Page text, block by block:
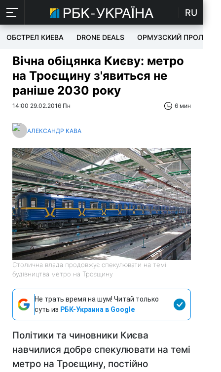
RU
ОБСТРЕЛ КИЕВА DRONE DEALS ОРМУЗСКИЙ ПРОЛИВ
Вічна обіцянка Києву: метро
на Троєщину з'явиться не
раніше 2030 року
14:00 29.02.2016 Пн 6 мин
АЛЕКСАНДР КАВА
Столична влада продовжує спекулювати на темі
будівництва метро на Троєщину
Не трать время на шум! Читай только
суть из РБК-Украина в Google
Політики та чиновники Києва
навчилися добре спекулювати на темі
метро на Троєщину, постійно